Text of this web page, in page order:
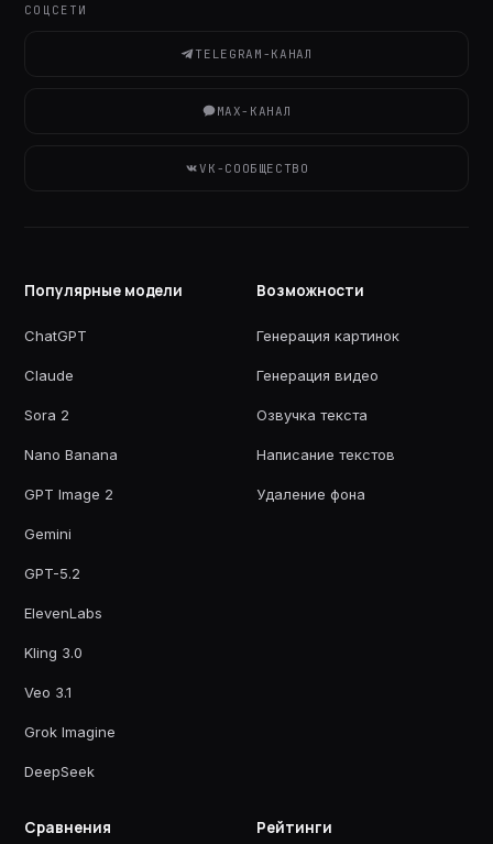
СОЦСЕТИ
TELEGRAM-КАНАЛ
MAX-КАНАЛ
VK-СООБЩЕСТВО
Популярные модели
ChatGPT
Claude
Sora 2
Nano Banana
GPT Image 2
Gemini
GPT-5.2
ElevenLabs
Kling 3.0
Veo 3.1
Grok Imagine
DeepSeek
Возможности
Генерация картинок
Генерация видео
Озвучка текста
Написание текстов
Удаление фона
Сравнения Рейтинги